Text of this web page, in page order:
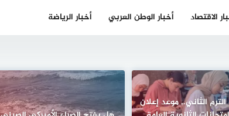
الاقتصاد أخبار الوطن العربي أخبار الرياضة
الثاني.. موعد إعلان